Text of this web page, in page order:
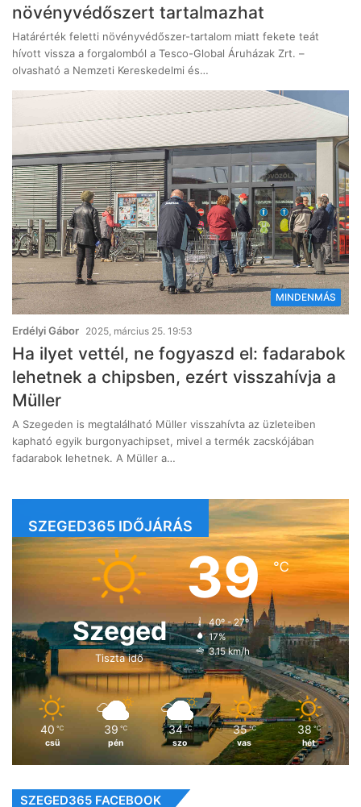
növényvédőszert tartalmazhat
Határérték feletti növényvédőszer-tartalom miatt fekete teát
hívott vissza a forgalomból a Tesco-Global Áruházak Zrt. –
olvasható a Nemzeti Kereskedelmi és…
MINDENMÁS
Erdélyi Gábor 2025, március 25. 19:53
Ha ilyet vettél, ne fogyaszd el: fadarabok
lehetnek a chipsben, ezért visszahívja a
Müller
A Szegeden is megtalálható Müller visszahívta az üzleteiben
kapható egyik burgonyachipset, mivel a termék zacskójában
fadarabok lehetnek. A Müller a…
SZEGED365 IDŐJÁRÁS
Szeged
Tiszta idő
39℃
40º - 27º
17%
3.15 km/h
40 ℃
csü
39 ℃
pén
34 ℃
szo
35 ℃
vas
38 ℃
hét
SZEGED365 FACEBOOK